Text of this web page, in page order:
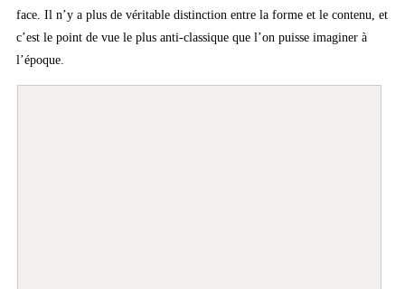
face. Il n’y a plus de véritable distinction entre la forme et le contenu, et
c’est le point de vue le plus anti-classique que l’on puisse imaginer à
l’époque.